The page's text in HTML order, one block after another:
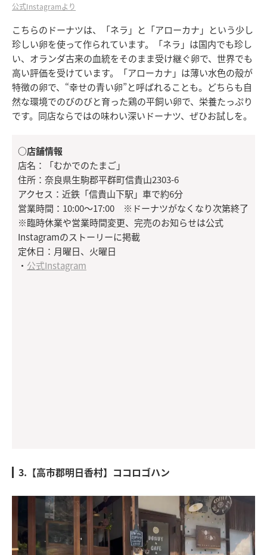
公式Instagramより
こちらのドーナツは、「ネラ」と「アローカナ」という少し
珍しい卵を使って作られています。「ネラ」は国内でも珍し
い、オランダ古来の血統をそのまま受け継ぐ卵で、世界でも
高い評価を受けています。「アローカナ」は薄い水色の殻が
特徴の卵で、“幸せの青い卵”と呼ばれることも。どちらも自
然な環境でのびのびと育った鶏の平飼い卵で、栄養たっぷり
です。同店ならではの味わい深いドーナツ、ぜひお試しを。
○店舗情報
店名：「むかでのたまご」
住所：奈良県生駒郡平群町信貴山2303-6
アクセス：近鉄「信貴山下駅」車で約6分
営業時間：10:00～17:00 ※ドーナツがなくなり次第終了
※臨時休業や営業時間変更、完売のお知らせは公式
Instagramのストーリーに掲載
定休日：月曜日、火曜日
・ 公式Instagram
3.【高市郡明日香村】ココロゴハン